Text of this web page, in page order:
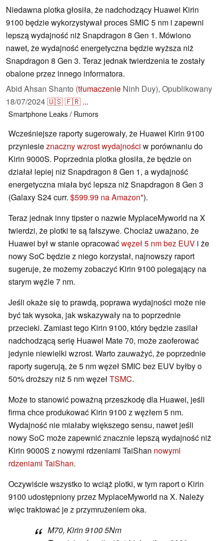
Niedawna plotka głosiła, że nadchodzący Huawei Kirin
9100 będzie wykorzystywał proces SMIC 5 nm i zapewni
lepszą wydajność niż Snapdragon 8 Gen 1. Mówiono
nawet, że wydajność energetyczna będzie wyższa niż
Snapdragon 8 Gen 3. Teraz jednak twierdzenia te zostały
obalone przez innego informatora.
Abid Ahsan Shanto (tłumaczenie Ninh Duy), Opublikowany
18/07/2024🇺🇸🇫🇷 ...
Smartphone Leaks / Rumors
Wcześniejsze raporty sugerowały, że Huawei Kirin 9100
przyniesieznaczny wzrost wydajności w porównaniu do
Kirin 9000S. Poprzednia plotka głosiła, że będzie on
działał lepiej niż Snapdragon 8 Gen 1, a wydajność
energetyczna miała być lepsza niż Snapdragon 8 Gen 3
(Galaxy S24 curr. $599.99 na Amazon ).
Teraz jednak inny tipster o nazwie MyplaceMyworld na X
twierdzi, że plotki te są fałszywe. Chociaż uważano, że
Huawei był w stanie opracowaćwęzeł 5 nm bez EUV i że
nowy SoC będzie z niego korzystał, najnowszy raport
sugeruje, że możemy zobaczyć Kirin 9100 polegający na
starym węźle 7 nm.
Jeśli okaże się to prawdą, poprawa wydajności może nie
być tak wysoka, jak wskazywały na to poprzednie
przecieki. Zamiast tego Kirin 9100, który będzie zasilał
nadchodzącą serię Huawei Mate 70, może zaoferować
jedynie niewielki wzrost. Warto zauważyć, że poprzednie
raporty sugerują, że 5 nm węzeł SMIC bez EUV byłby o
50% droższy niż 5 nm węzełTSMC.
Może to stanowić poważną przeszkodę dla Huawei, jeśli
firma chce produkować Kirin 9100 z węzłem 5 nm.
Wydajność nie miałaby większego sensu, nawet jeśli
nowy SoC może zapewnić znacznie lepszą wydajność niż
Kirin 9000S z nowymi rdzeniami TaiShan nowymi
rdzeniami TaiShan.
Oczywiście wszystko to wciąż plotki, w tym raport o Kirin
9100 udostępniony przez MyplaceMyworld na X. Należy
więc traktować je z przymrużeniem oka.
M70, Kirin 9100 5Nm